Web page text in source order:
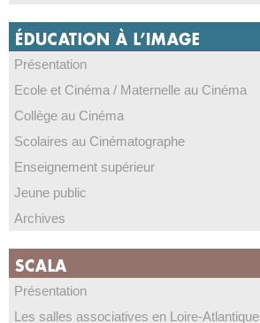
Présentation
Ecole et Cinéma / Maternelle au Cinéma
Collège au Cinéma
Scolaires au Cinématographe
Enseignement supérieur
Jeune public
Archives
Présentation
Les salles associatives en Loire-Atlantique